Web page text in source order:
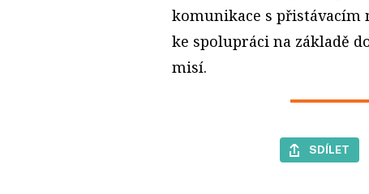
komunikace s přistávacím
ke spolupráci na základě
misí.
SDÍLET